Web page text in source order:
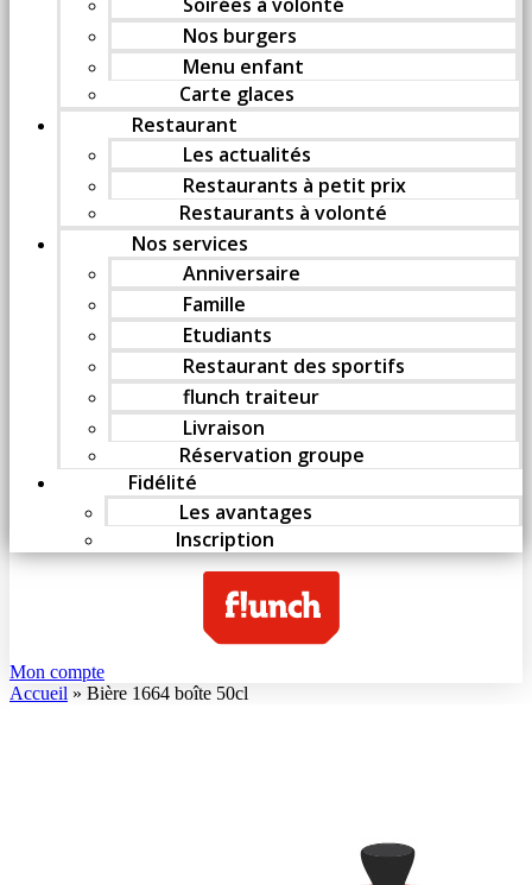
Nos burgers
Menu enfant
Carte glaces
Restaurant
Les actualités
Restaurants à petit prix
Restaurants à volonté
Nos services
Anniversaire
Famille
Etudiants
Restaurant des sportifs
flunch traiteur
Livraison
Réservation groupe
Fidélité
Les avantages
Inscription
Mon compte
Accueil » Bière 1664 boîte 50cl